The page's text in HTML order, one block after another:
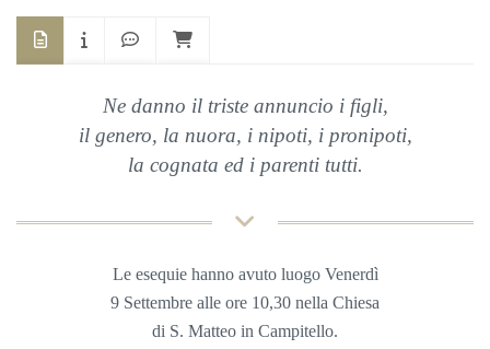
Ne danno il triste annuncio i figli,
il genero, la nuora, i nipoti, i pronipoti,
la cognata ed i parenti tutti.
Le esequie hanno avuto luogo Venerdì
9 Settembre alle ore 10,30 nella Chiesa
di S. Matteo in Campitello.